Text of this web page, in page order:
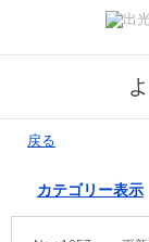
戻る
カテゴリー表示